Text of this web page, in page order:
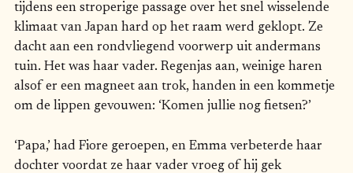
tijdens een stroperige passage over het snel wisselende
klimaat van Japan hard op het raam werd geklopt. Ze
dacht aan een rondvliegend voorwerp uit andermans
tuin. Het was haar vader. Regenjas aan, weinige haren
alsof er een magneet aan trok, handen in een kommetje
om de lippen gevouwen: ‘Komen jullie nog fietsen?’
‘Papa,’ had Fiore geroepen, en Emma verbeterde haar
dochter voordat ze haar vader vroeg of hij gek